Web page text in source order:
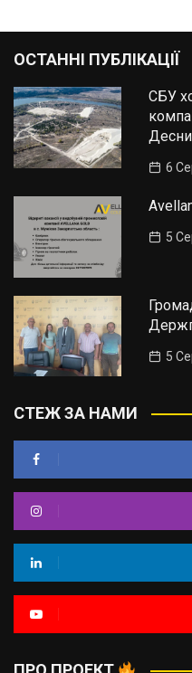
ОСТАННІ ПУБЛІКАЦІЇ
СБУ
Десни
6
5
5
СТЕЖ ЗА НАМИ